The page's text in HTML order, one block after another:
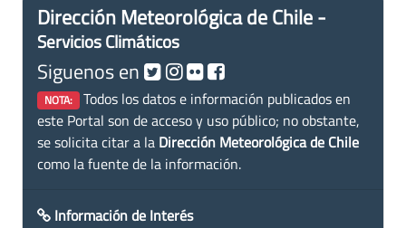
Dirección Meteorológica de Chile -
Servicios Climáticos
Siguenos en
NOTA: Todos los datos e información publicados en
este Portal son de acceso y uso público; no obstante,
se solicita citar a la Dirección Meteorológica de Chile
como la fuente de la información.
Información de Interés